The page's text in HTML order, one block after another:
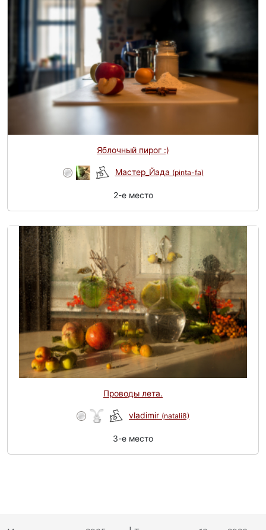
Яблочный пирог :)
Мастер_Йада (pinta-fa)
2-e место
Проводы лета.
vladimir (natali8)
3-e место